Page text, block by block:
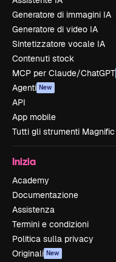
Generatore di immagini IA
Generatore di video IA
Sintetizzatore vocale IA
Contenuti stock
MCP per Claude/ChatGPT
Agenti New
API
App mobile
Tutti gli strumenti Magnific
Inizia
Academy
Documentazione
Assistenza
Termini e condizioni
Politica sulla privacy
Originali New